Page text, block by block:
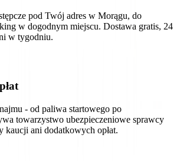
pod Twój adres w Morągu, do
w dogodnym miejscu. Dostawa gratis, 24
w tygodniu.
- od paliwa startowego po
towarzystwo ubezpieczeniowe sprawcy
ani dodatkowych opłat.